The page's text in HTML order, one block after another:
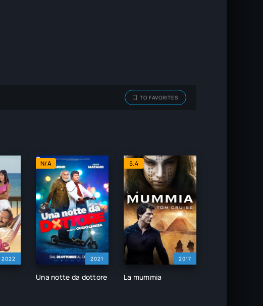
TO FAVORITES
2022 2021
N/A
Una notte da dottore
2017
5.4
La mummia